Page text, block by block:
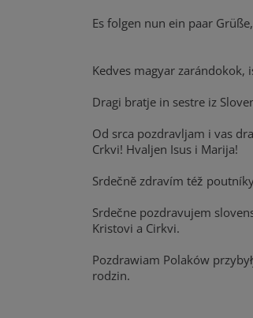
Es folgen nun ein paar
Kedves magyar zarándokok,
Dragi bratje in sestre iz
Od srca pozdravljam i vas
Crkvi! Hvaljen Isus i Marija!
Srdečně zdravím též
Srdečne pozdravujem
Kristovi a Cirkvi.
Pozdrawiam Polaków
rodzin.